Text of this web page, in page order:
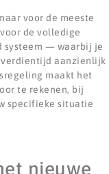
voor de meeste
de volledige
systeem — waarbij je
aanzienlijk
maakt het
te rekenen, bij
specifieke situatie
nieuwe